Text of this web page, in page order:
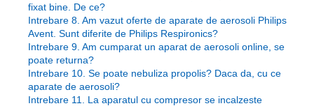
fixat bine. De ce?
Intrebare 8. Am vazut oferte de aparate de aerosoli Philips
Avent. Sunt diferite de Philips Respironics?
Intrebare 9. Am cumparat un aparat de aerosoli online, se
poate returna?
Intrebare 10. Se poate nebuliza propolis? Daca da, cu ce
aparate de aerosoli?
Intrebare 11. La aparatul cu compresor se incalzeste